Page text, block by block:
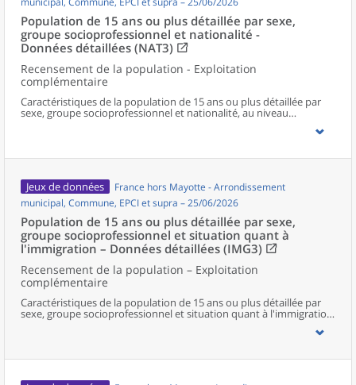
Population de 15 ans ou plus détaillée par sexe,
groupe socioprofessionnel et nationalité -
Données détaillées (NAT3)
Recensement de la population - Exploitation
complémentaire
Caractéristiques de la population de 15 ans ou plus détaillée par
sexe, groupe socioprofessionnel et nationalité, au niveau
communal et supracommunal pour la France hors Mayotte.
Jeux de données
France hors Mayotte - Arrondissement
municipal, Commune, EPCI et supra – 25/06/2026
Population de 15 ans ou plus détaillée par sexe,
groupe socioprofessionnel et situation quant à
l'immigration – Données détaillées (IMG3)
Recensement de la population – Exploitation
complémentaire
Caractéristiques de la population de 15 ans ou plus détaillée par
sexe, groupe socioprofessionnel et situation quant à l'immigration,
au niveau communal et supracommunal pour la France hors